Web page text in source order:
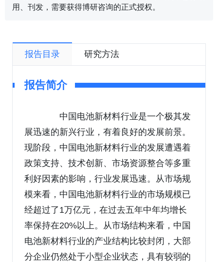
用、刊发，需要获得博研咨询的正式授权。
报告目录 研究方法
报告简介
中国电池新材料行业是一个极其发
展迅速的新兴行业，有着良好的发展前景。
现阶段，中国电池新材料行业的发展遭遇着
政策支持、技术创新、市场资源整合等多重
利好因素的影响，行业发展迅速。从市场规
模来看，中国电池新材料行业的市场规模已
经超过了1万亿元，在过去五年中年均增长
率保持在20%以上。从市场结构来看，中国
电池新材料行业的产业结构比较封闭，大部
分企业仍然处于小型企业状态，具有较弱的